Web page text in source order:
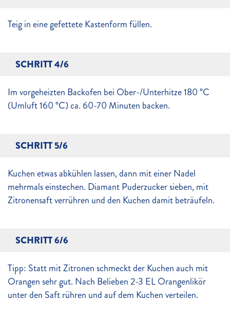
Teig in eine gefettete Kastenform füllen.
SCHRITT 4/6
Im vorgeheizten Backofen bei Ober-/Unterhitze 180 °C
(Umluft 160 °C) ca. 60-70 Minuten backen.
SCHRITT 5/6
Kuchen etwas abkühlen lassen, dann mit einer Nadel
mehrmals einstechen. Diamant Puderzucker sieben, mit
Zitronensaft verrühren und den Kuchen damit beträufeln.
SCHRITT 6/6
Tipp: Statt mit Zitronen schmeckt der Kuchen auch mit
Orangen sehr gut. Nach Belieben 2-3 EL Orangenlikör
unter den Saft rühren und auf dem Kuchen verteilen.